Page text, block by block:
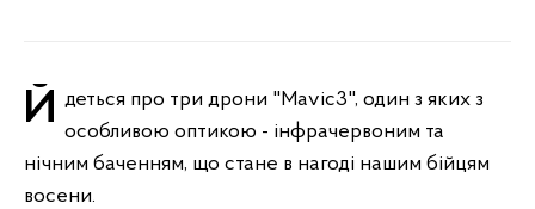
Йдеться про три дрони "Маvіc3", один з яких з особливою оптикою - інфрачервоним та
нічним баченням, що стане в нагоді нашим бійцям
восени.